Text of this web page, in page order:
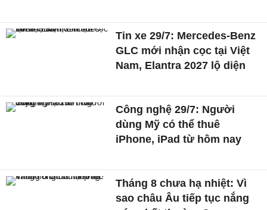
Tin xe 29/7: Mercedes-Benz
GLC mới nhận cọc tại Việt
Nam, Elantra 2027 lộ diện
Công nghệ 29/7: Người
dùng Mỹ có thể thuê
iPhone, iPad từ hôm nay
Tháng 8 chưa hạ nhiệt: Vì
sao châu Âu tiếp tục nắng